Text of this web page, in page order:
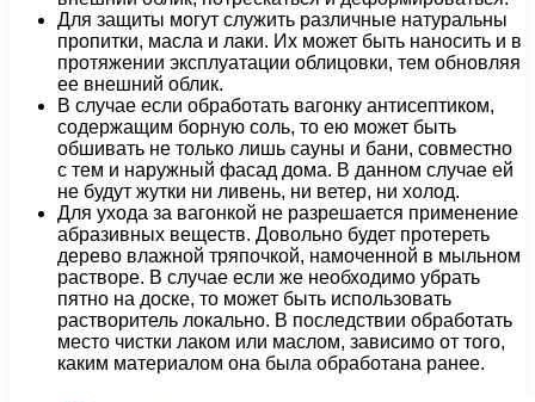
Для защиты могут служить различные натуральны
пропитки, масла и лаки. Их может быть наносить и в
протяжении эксплуатации облицовки, тем обновляя
ее внешний облик.
В случае если обработать вагонку антисептиком,
содержащим борную соль, то ею может быть
обшивать не только лишь сауны и бани, совместно
с тем и наружный фасад дома. В данном случае ей
не будут жутки ни ливень, ни ветер, ни холод.
Для ухода за вагонкой не разрешается применение
абразивных веществ. Довольно будет протереть
дерево влажной тряпочкой, намоченной в мыльном
растворе. В случае если же необходимо убрать
пятно на доске, то может быть использовать
растворитель локально. В последствии обработать
место чистки лаком или маслом, зависимо от того,
каким материалом она была обработана ранее.